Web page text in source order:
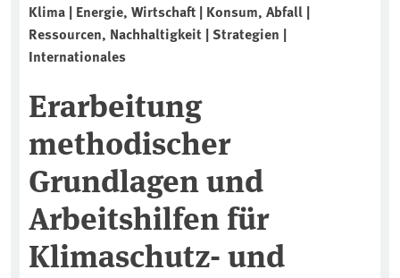
Klima | Energie, Wirtschaft | Konsum, Abfall |
Ressourcen, Nachhaltigkeit | Strategien |
Internationales
Erarbeitung
methodischer
Grundlagen und
Arbeitshilfen für
Klimaschutz- und